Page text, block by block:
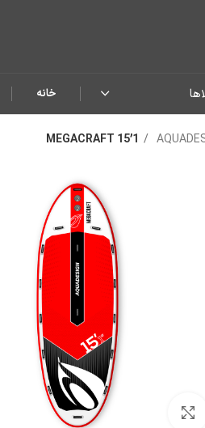
خانه
MEGACRAFT 15’1
بزرگنمایی تصویر